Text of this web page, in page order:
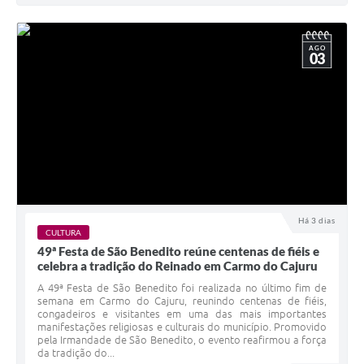
Há 3 dias
AGO
03
CULTURA
49ª Festa de São Benedito reúne centenas de fiéis e
celebra a tradição do Reinado em Carmo do Cajuru
A 49ª Festa de São Benedito foi realizada no último fim de
semana em Carmo do Cajuru, reunindo centenas de fiéis,
congadeiros e visitantes em uma das mais importantes
manifestações religiosas e culturais do município. Promovido
pela Irmandade de São Benedito, o evento reafirmou a força
da tradição do...